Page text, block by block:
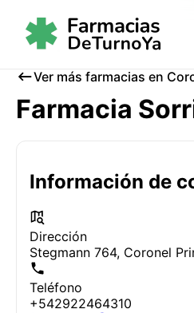
Ver más farmacias en
Farmacia
Información de
Dirección
Stegmann 764, Coronel
Teléfono
+542922464310